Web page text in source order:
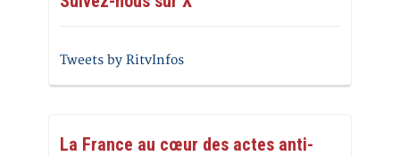
Tweets by RitvInfos
La France au cœur des actes anti-